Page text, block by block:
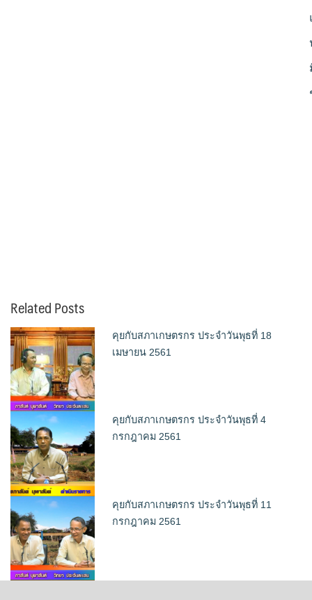
Related Posts
คุยกับสภาเกษตรกร ประจำวันพุธที่ 18
เมษายน 2561
คุยกับสภาเกษตรกร ประจำวันพุธที่ 4
กรกฎาคม 2561
คุยกับสภาเกษตรกร ประจำวันพุธที่ 11
กรกฎาคม 2561